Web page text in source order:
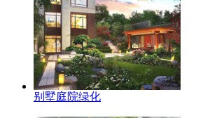
别墅庭院绿化